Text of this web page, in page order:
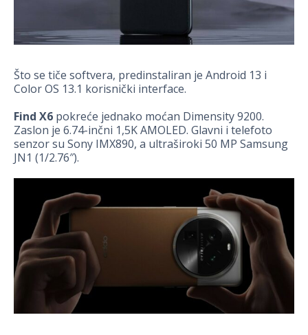
Što se tiče softvera, predinstaliran je Android 13 i
Color OS 13.1 korisnički interface.
Find X6 pokreće jednako moćan Dimensity 9200.
Zaslon je 6.74-inčni 1,5K AMOLED. Glavni i telefoto
senzor su Sony IMX890, a ultraširoki 50 MP Samsung
JN1 (1/2.76″).